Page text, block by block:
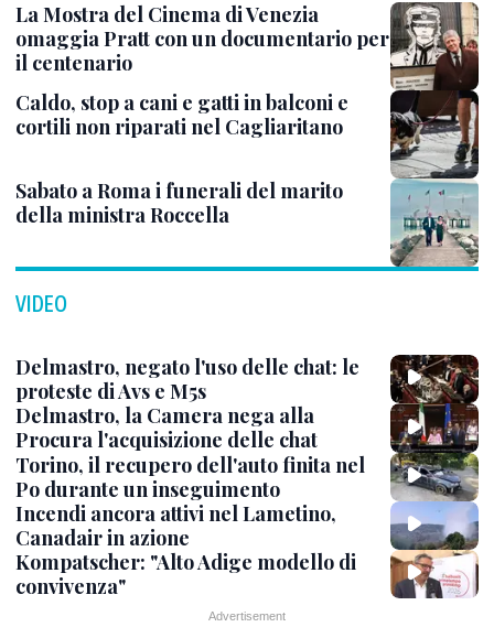
La Mostra del Cinema di Venezia
omaggia Pratt con un documentario per
il centenario
Caldo, stop a cani e gatti in balconi e
cortili non riparati nel Cagliaritano
Sabato a Roma i funerali del marito
della ministra Roccella
VIDEO
Delmastro, negato l'uso delle chat: le
proteste di Avs e M5s
Delmastro, la Camera nega alla
Procura l'acquisizione delle chat
Torino, il recupero dell'auto finita nel
Po durante un inseguimento
Incendi ancora attivi nel Lametino,
Canadair in azione
Kompatscher: "Alto Adige modello di
convivenza"